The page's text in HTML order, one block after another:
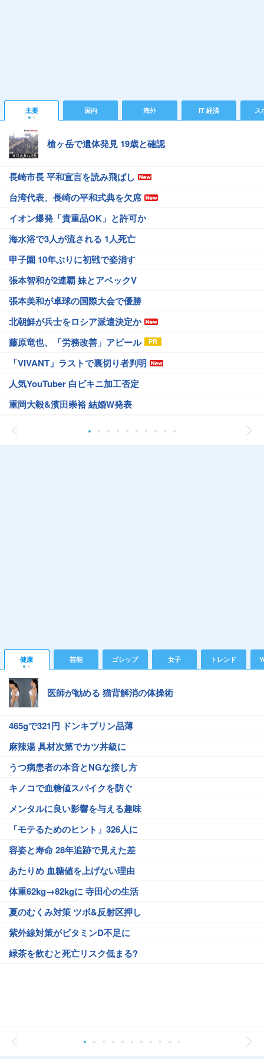
主要 国内 海外 IT 経済 ス
槍ヶ岳で遺体発見 19歳と確認
長崎市長 平和宣言を読み飛ばし
台湾代表、長崎の平和式典を欠席
イオン爆発「貴重品OK」と許可か
海水浴で3人が流される 1人死亡
甲子園 10年ぶりに初戦で姿消す
張本智和が2連覇 妹とアベックV
張本美和が卓球の国際大会で優勝
北朝鮮が兵士をロシア派遣決定か
藤原竜也、「労務改善」アピール
「VIVANT」ラストで裏切り者判明
人気YouTuber 白ビキニ加工否定
重岡大毅&濱田崇裕 結婚W発表
健康 芸能 ゴシップ 女子 トレンド
医師が勧める 猫背解消の体操術
465gで321円 ドンキプリン品薄
麻辣湯 具材次第でカツ丼級に
うつ病患者の本音とNGな接し方
キノコで血糖値スパイクを防ぐ
メンタルに良い影響を与える趣味
「モテるためのヒント」326人に
容姿と寿命 28年追跡で見えた差
あたりめ 血糖値を上げない理由
体重62kg→82kgに 寺田心の生活
夏のむくみ対策 ツボ&反射区押し
紫外線対策がビタミンD不足に
緑茶を飲むと死亡リスク低まる?